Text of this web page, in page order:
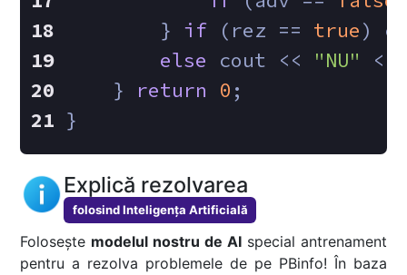
        }
if (rez == true)
else cout << "NU"
    }
return 0 ;
}
Explică rezolvarea
folosind Inteligența Artificială
Folosește modelul nostru de AIspecial antrenament
pentru a rezolva problemele de pe PBinfo! În baza